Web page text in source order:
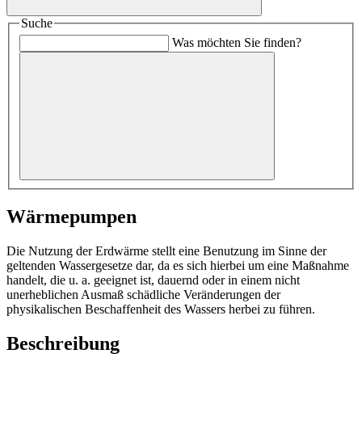
Suche
Was möchten Sie finden?
Wärmepumpen
Die Nutzung der Erdwärme stellt eine Benutzung im Sinne der
geltenden Wassergesetze dar, da es sich hierbei um eine Maßnahme
handelt, die u. a. geeignet ist, dauernd oder in einem nicht
unerheblichen Ausmaß schädliche Veränderungen der
physikalischen Beschaffenheit des Wassers herbei zu führen.
Beschreibung